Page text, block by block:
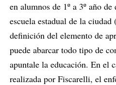
en alumnos de 1º a 3º año
escuela estadual de la
definición del elemento de
puede abarcar todo tipo de
apuntale la educación. En el
realizada por Fiscarelli, el